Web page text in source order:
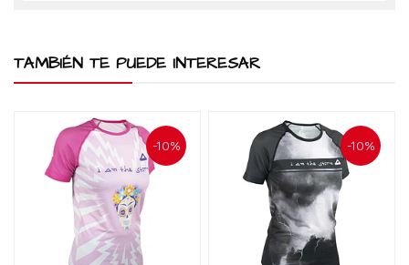
TAMBIÉN TE PUEDE INTERESAR
-10% -10%